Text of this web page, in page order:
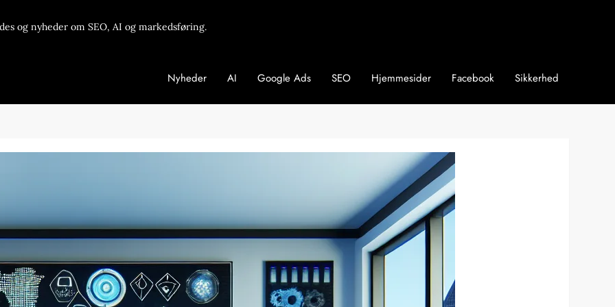
og nyheder om SEO, AI og markedsføring.
Nyheder AI Google Ads SEO Hjemmesider Facebook Sikkerhed